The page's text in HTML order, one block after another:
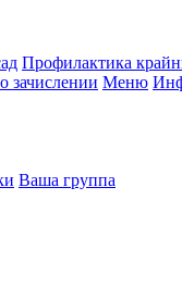
Профилактика
зачислении Меню
Ваша группа